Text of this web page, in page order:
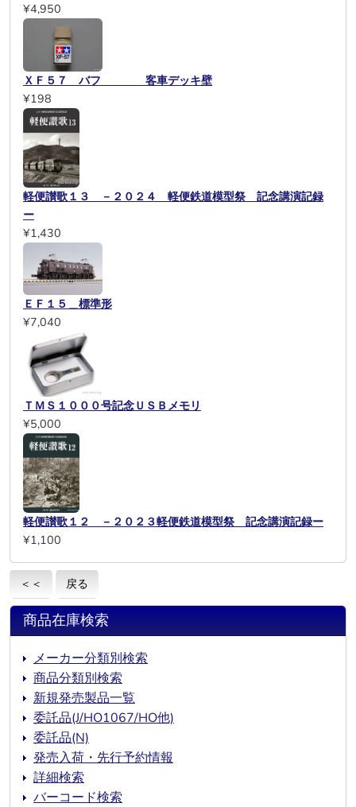
¥4,950
ＸＦ５７ バフ 客車デッキ壁
¥198
軽便讃歌１３ －２０２４ 軽便鉄道模型祭 記念講演記録
ー
¥1,430
ＥＦ１５＿標準形
¥7,040
ＴＭＳ１０００号記念ＵＳＢメモリ
¥5,000
軽便讃歌１２ －２０２３軽便鉄道模型祭 記念講演記録ー
¥1,100
＜＜ 戻る
商品在庫検索
メーカー分類別検索
商品分類別検索
新規発売製品一覧
委託品(J/HO1067/HO他)
委託品(N)
発売入荷・先行予約情報
詳細検索
バーコード検索